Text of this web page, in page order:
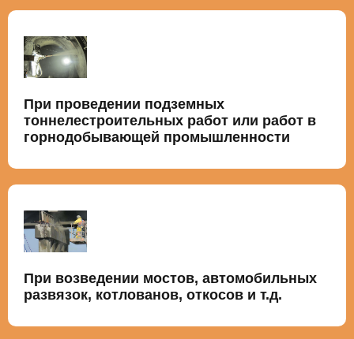
При проведении подземных
тоннелестроительных работ или работ в
горнодобывающей промышленности
При возведении мостов, автомобильных
развязок, котлованов, откосов и т.д.